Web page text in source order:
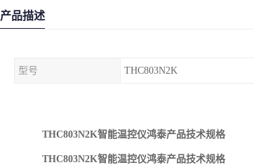
产品描述
型号 THC803N2K
THC803N2K智能温控仪鸿泰产品技术规格
THC803N2K智能温控仪鸿泰产品技术规格